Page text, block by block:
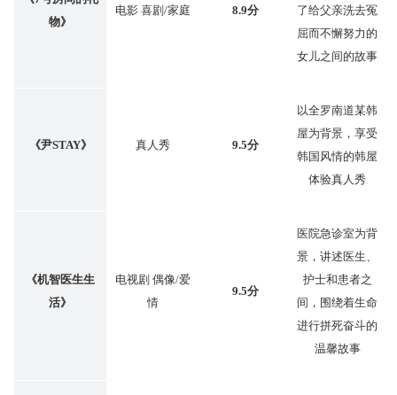
物》
电影 喜剧/家庭 8.9分
了给父亲洗去冤
屈而不懈努力的
女儿之间的故事
《尹STAY》 真人秀 9.5分
以全罗南道某韩
屋为背景，享受
韩国风情的韩屋
体验真人秀
《机智医生生
活》
电视剧 偶像/爱
情
9.5分
医院急诊室为背
景，讲述医生、
护士和患者之
间，围绕着生命
进行拼死奋斗的
温馨故事